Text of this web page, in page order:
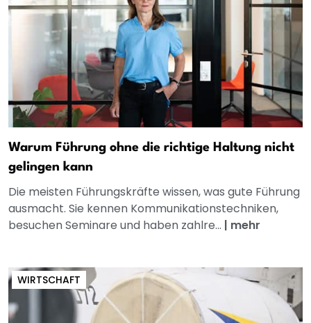
Warum Führung ohne die richtige Haltung nicht
gelingen kann
Die meisten Führungskräfte wissen, was gute Führung
ausmacht. Sie kennen Kommunikationstechniken,
besuchen Seminare und haben zahlre... | mehr
WIRTSCHAFT